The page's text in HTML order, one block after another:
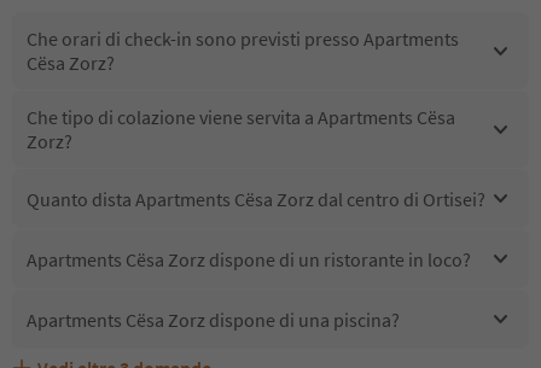
Che orari di check-in sono previsti presso Apartments
Cësa Zorz?
Che tipo di colazione viene servita a Apartments Cësa
Zorz?
Quanto dista Apartments Cësa Zorz dal centro di Ortisei?
Apartments Cësa Zorz dispone di un ristorante in loco?
Apartments Cësa Zorz dispone di una piscina?